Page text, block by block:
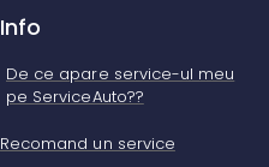
Info
De ce apare service-ul meu
pe ServiceAuto??
Recomand un service